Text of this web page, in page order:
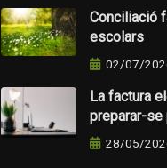
Conciliació
escolars
02/07/
La factura
preparar-se
28/05/